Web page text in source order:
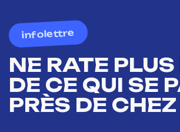
infolettre
NE RATE PLUS
DE CE QUI SE
PRÈS DE